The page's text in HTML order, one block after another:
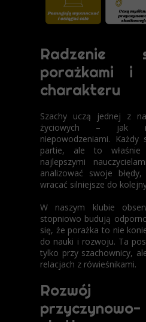
porażkami i
charakteru
Szachy uczą jednej z
życiowych – jak
niepowodzeniami. Każdy
partie, ale to
najlepszymi
analizować swoje
wracać silniejsze do
W naszym klubie
stopniowo budują
się, że porażka to nie
do nauki i rozwoju. Ta
tylko przy szachownicy,
relacjach z rówieśnikami.
Rozwój
przyczynowo-